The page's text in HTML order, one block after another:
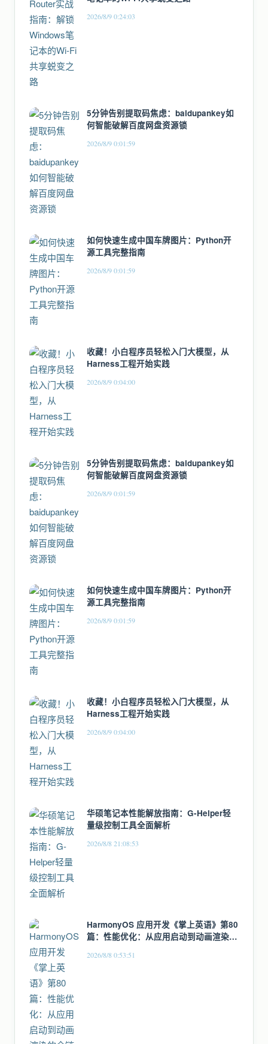
2026/8/9 0:24:03
5分钟告别提取码焦虑：baidupankey如
何智能破解百度网盘资源锁
2026/8/9 0:01:59
如何快速生成中国车牌图片：Python开
源工具完整指南
2026/8/9 0:01:59
收藏！小白程序员轻松入门大模型，从
Harness工程开始实践
2026/8/9 0:04:00
5分钟告别提取码焦虑：baidupankey如
何智能破解百度网盘资源锁
2026/8/9 0:01:59
如何快速生成中国车牌图片：Python开
源工具完整指南
2026/8/9 0:01:59
收藏！小白程序员轻松入门大模型，从
Harness工程开始实践
2026/8/9 0:04:00
华硕笔记本性能解放指南：G-Helper轻
量级控制工具全面解析
2026/8/8 21:08:53
HarmonyOS 应用开发《掌上英语》第80
篇：性能优化：从应用启动到动画渲染的
2026/8/8 0:53:51